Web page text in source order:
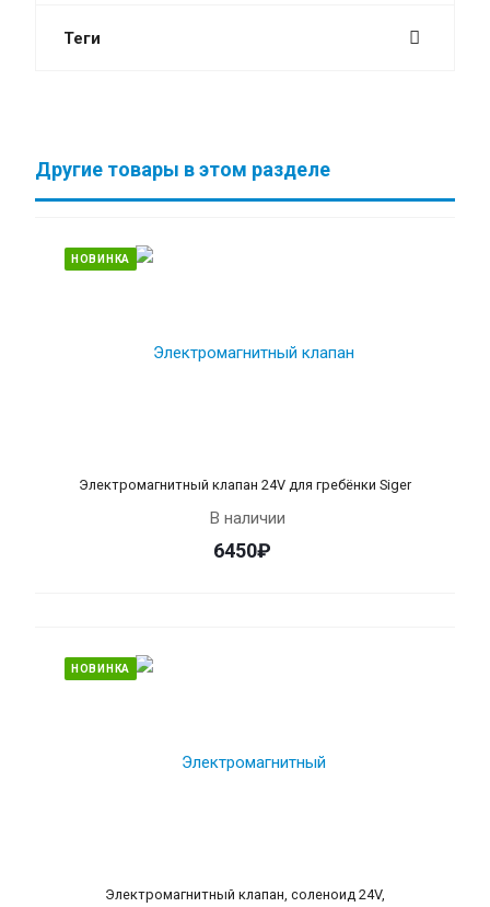
Теги
Другие товары в этом разделе
НОВИНКА
Электромагнитный клапан 24V для гребёнки Siger
В наличии
6450₽
НОВИНКА
Электромагнитный клапан, соленоид 24V,